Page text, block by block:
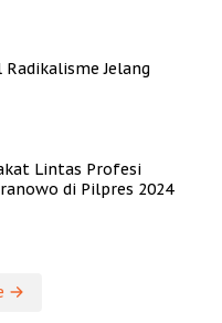
Radikalisme Jelang
Lintas Profesi
di Pilpres 2024